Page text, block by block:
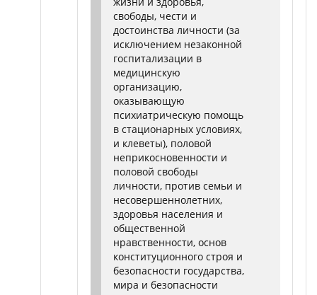
свободы, чести и
достоинства личности (за
исключением незаконной
госпитализации в
медицинскую
организацию,
оказывающую
психиатрическую помощь
в стационарных условиях,
и клеветы), половой
неприкосновенности и
половой свободы
личности, против семьи и
несовершеннолетних,
здоровья населения и
общественной
нравственности, основ
конституционного строя и
безопасности государства,
мира и безопасности